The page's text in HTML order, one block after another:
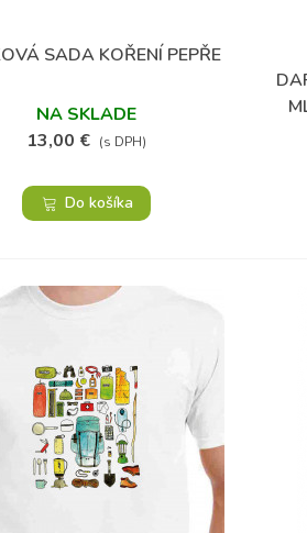
Obľúbené
SADA KOŘENÍ PEPŘE
NA SKLADE
13,00 € (s DPH)
Do košíka